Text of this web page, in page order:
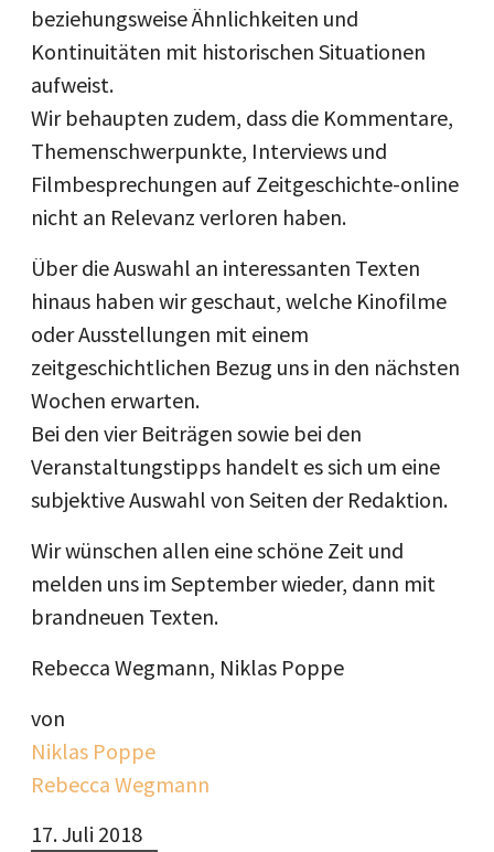
beziehungsweise Ähnlichkeiten und
Kontinuitäten mit historischen Situationen
aufweist.
Wir behaupten zudem, dass die Kommentare,
Themenschwerpunkte, Interviews und
Filmbesprechungen auf Zeitgeschichte-online
nicht an Relevanz verloren haben.
Über die Auswahl an interessanten Texten
hinaus haben wir geschaut, welche Kinofilme
oder Ausstellungen mit einem
zeitgeschichtlichen Bezug uns in den nächsten
Wochen erwarten.
Bei den vier Beiträgen sowie bei den
Veranstaltungstipps handelt es sich um eine
subjektive Auswahl von Seiten der Redaktion.
Wir wünschen allen eine schöne Zeit und
melden uns im September wieder, dann mit
brandneuen Texten.
Rebecca Wegmann, Niklas Poppe
von
Niklas Poppe
Rebecca Wegmann
17. Juli 2018